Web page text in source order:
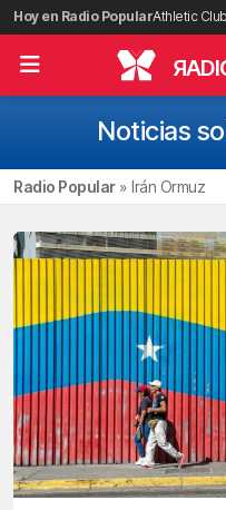
Saltar
al
contenido
Hoy en Radio PopularAthletic
R
Noticias
Radio Popular» Irán Ormuz